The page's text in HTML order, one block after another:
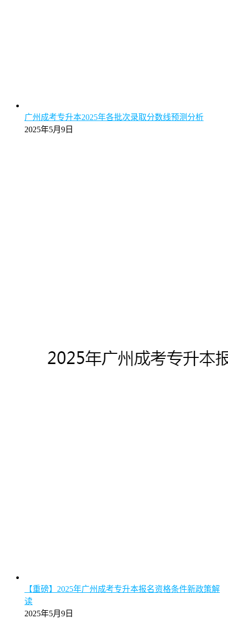
广州成考专升本2025年各批次录取分数线预测分析
2025年5月9日
【重磅】2025年广州成考专升本报名资格条件新政策解
读
2025年5月9日